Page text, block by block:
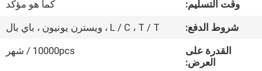
اتصلوقت التسليم:
كما هو مؤكد
شروط الدفع:
L / C ، T / T ، ويسترن يونيون ، باي بال
القدرة على
العرض:
10000pcs / شهر